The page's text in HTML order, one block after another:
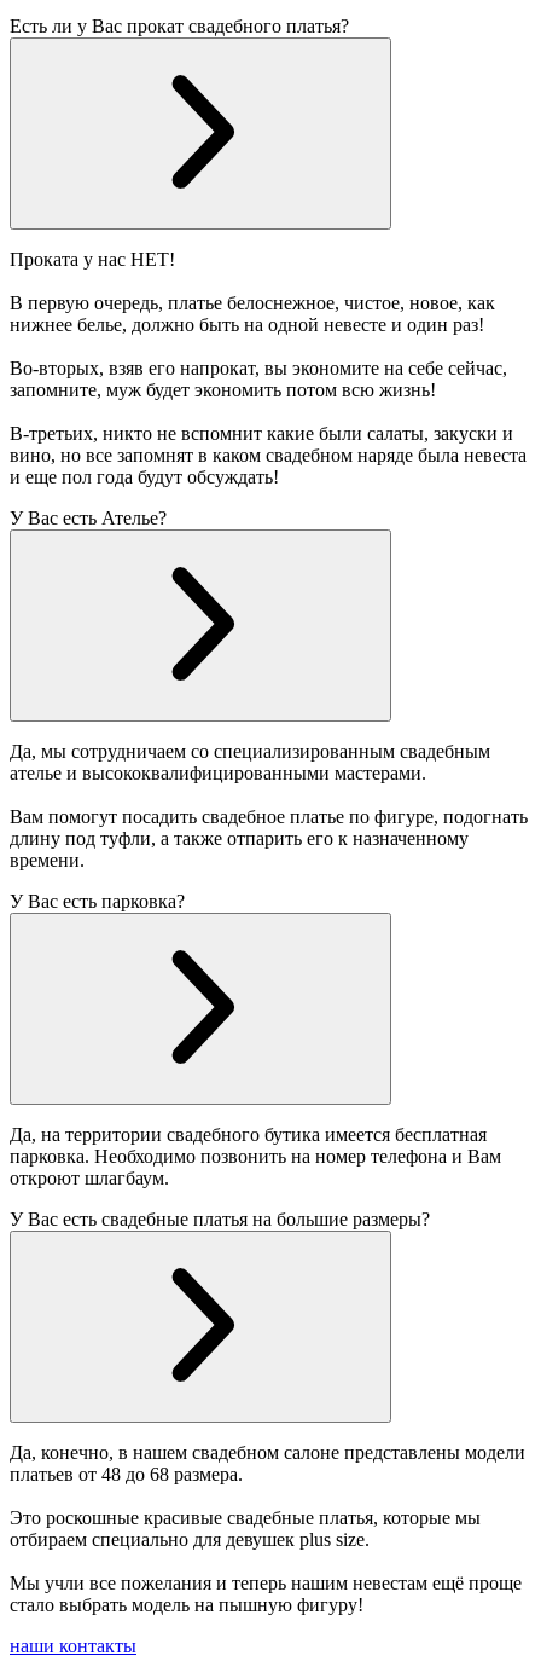
Есть ли у Вас прокат свадебного платья?
Проката у нас НЕТ!
В первую очередь, платье белоснежное, чистое, новое, как
нижнее белье, должно быть на одной невесте и один раз!
Во-вторых, взяв его напрокат, вы экономите на себе сейчас,
запомните, муж будет экономить потом всю жизнь!
В-третьих, никто не вспомнит какие были салаты, закуски и
вино, но все запомнят в каком свадебном наряде была невеста
и еще пол года будут обсуждать!
У Вас есть Ателье?
Да, мы сотрудничаем со специализированным свадебным
ателье и высококвалифицированными мастерами.
Вам помогут посадить свадебное платье по фигуре, подогнать
длину под туфли, а также отпарить его к назначенному
времени.
У Вас есть парковка?
Да, на территории свадебного бутика имеется бесплатная
парковка. Необходимо позвонить на номер телефона и Вам
откроют шлагбаум.
У Вас есть свадебные платья на большие размеры?
Да, конечно, в нашем свадебном салоне представлены модели
платьев от 48 до 68 размера.
Это роскошные красивые свадебные платья, которые мы
отбираем специально для девушек plus size.
Мы учли все пожелания и теперь нашим невестам ещё проще
стало выбрать модель на пышную фигуру!
наши контакты